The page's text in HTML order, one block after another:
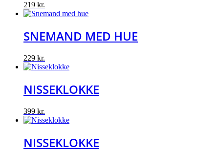
219 kr.
SNEMAND MED HUE
229 kr.
NISSEKLOKKE
399 kr.
NISSEKLOKKE